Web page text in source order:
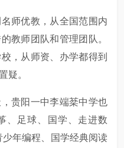
师优教，从全国范围内
教师团队和管理团队。
，从师资、办学都得到
疑。
贵阳一中李端棻中学也
、足球、国学、走进数
年编程、国学经典阅读